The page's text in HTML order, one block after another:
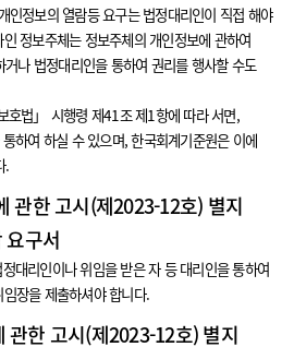
정보의 열람등 요구는 법정대리인이 직접 해야
정보주체는 정보주체의 개인정보에 관하여
나 법정대리인을 통하여 권리를 행사할 수도
호법」 시행령 제41조 제1항에 따라 서면,
하여 하실 수 있으며, 한국회계기준원은 이에
.
관한 고시(제2023-12호) 별지
구서
대리인이나 위임을 받은 자 등 대리인을 통하여
장을 제출하셔야 합니다.
관한 고시(제2023-12호) 별지